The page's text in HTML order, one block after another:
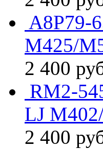
A8P79-
M425/
2 400
RM2-
LJ
2 400